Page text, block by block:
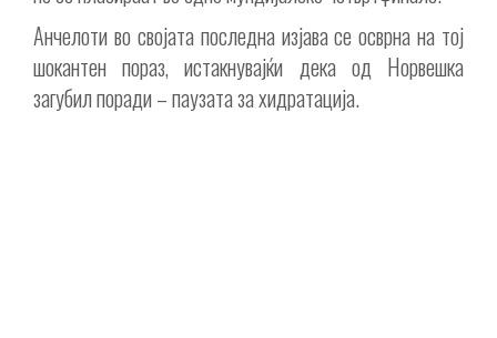
Анчелоти во својата последна изјава се осврна на тој
шокантен пораз, истакнувајќи дека од Норвешка
загубил поради – паузата за хидратација.